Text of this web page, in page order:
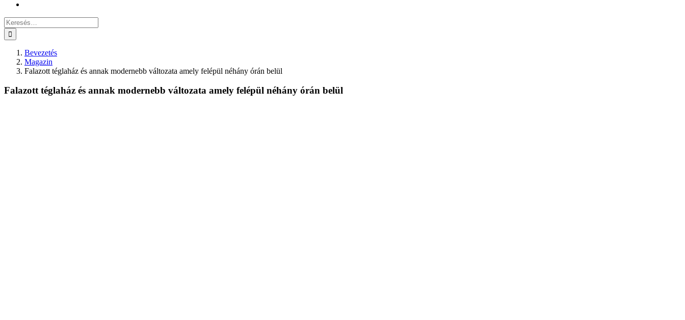
Keresés
erre:
Bevezetés
Magazin
Falazott téglaház és annak modernebb változata amely felépül néhány órán belül
Falazott téglaház és annak modernebb változata amely felépül néhány órán belül